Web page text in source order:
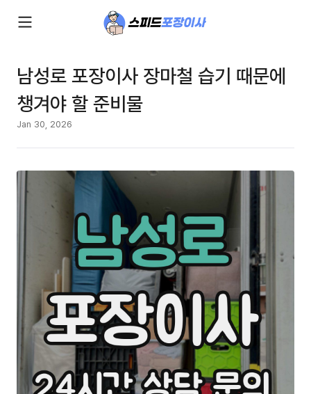
남성로 포장이사 장마철 습기 때문에
챙겨야 할 준비물
Jan 30, 2026